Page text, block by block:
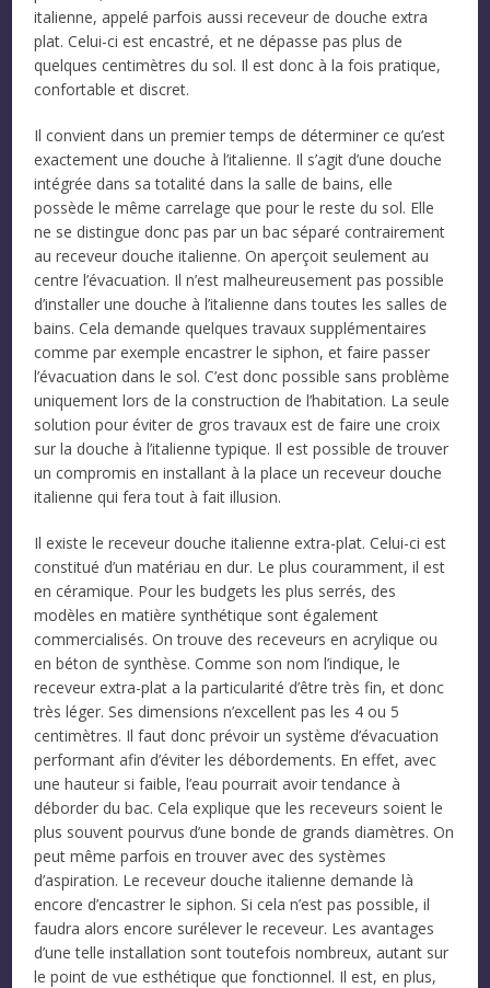
italienne, appelé parfois aussi receveur de douche extra
plat. Celui-ci est encastré, et ne dépasse pas plus de
quelques centimètres du sol. Il est donc à la fois pratique,
confortable et discret.
Il convient dans un premier temps de déterminer ce qu’est
exactement une douche à l’italienne. Il s’agit d’une douche
intégrée dans sa totalité dans la salle de bains, elle
possède le même carrelage que pour le reste du sol. Elle
ne se distingue donc pas par un bac séparé contrairement
au receveur douche italienne. On aperçoit seulement au
centre l’évacuation. Il n’est malheureusement pas possible
d’installer une douche à l’italienne dans toutes les salles de
bains. Cela demande quelques travaux supplémentaires
comme par exemple encastrer le siphon, et faire passer
l’évacuation dans le sol. C’est donc possible sans problème
uniquement lors de la construction de l’habitation. La seule
solution pour éviter de gros travaux est de faire une croix
sur la douche à l’italienne typique. Il est possible de trouver
un compromis en installant à la place un receveur douche
italienne qui fera tout à fait illusion.
Il existe le receveur douche italienne extra-plat. Celui-ci est
constitué d’un matériau en dur. Le plus couramment, il est
en céramique. Pour les budgets les plus serrés, des
modèles en matière synthétique sont également
commercialisés. On trouve des receveurs en acrylique ou
en béton de synthèse. Comme son nom l’indique, le
receveur extra-plat a la particularité d’être très fin, et donc
très léger. Ses dimensions n’excellent pas les 4 ou 5
centimètres. Il faut donc prévoir un système d’évacuation
performant afin d’éviter les débordements. En effet, avec
une hauteur si faible, l’eau pourrait avoir tendance à
déborder du bac. Cela explique que les receveurs soient le
plus souvent pourvus d’une bonde de grands diamètres. On
peut même parfois en trouver avec des systèmes
d’aspiration. Le receveur douche italienne demande là
encore d’encastrer le siphon. Si cela n’est pas possible, il
faudra alors encore surélever le receveur. Les avantages
d’une telle installation sont toutefois nombreux, autant sur
le point de vue esthétique que fonctionnel. Il est, en plus,